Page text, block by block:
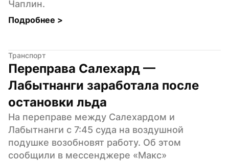
Чаплин.
Подробнее >
Транспорт
Переправа Салехард —
Лабытнанги заработала после
остановки льда
На переправе между Салехардом и
Лабытнанги с 7:45 суда на воздушной
подушке возобновят работу. Об этом
сообщили в мессенджере «Макс»